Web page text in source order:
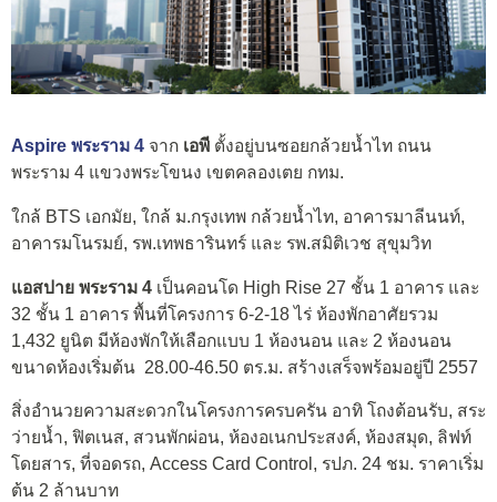
Aspire พระราม 4 จาก เอพี ตั้งอยู่บนซอยกล้วยน้ำไท ถนน
พระราม 4 แขวงพระโขนง เขตคลองเตย กทม.
ใกล้ BTS เอกมัย, ใกล้ ม.กรุงเทพ กล้วยน้ำไท, อาคารมาลีนนท์,
อาคารมโนรมย์, รพ.เทพธารินทร์ และ รพ.สมิติเวช สุขุมวิท
แอสปาย พระราม 4 เป็นคอนโด High Rise 27 ชั้น 1 อาคาร และ
32 ชั้น 1 อาคาร พื้นที่โครงการ 6-2-18 ไร่ ห้องพักอาศัยรวม
1,432 ยูนิต มีห้องพักให้เลือกแบบ 1 ห้องนอน และ 2 ห้องนอน
ขนาดห้องเริ่มต้น 28.00-46.50 ตร.ม. สร้างเสร็จพร้อมอยู่ปี 2557
สิ่งอำนวยความสะดวกในโครงการครบครัน อาทิ โถงต้อนรับ, สระ
ว่ายน้ำ, ฟิตเนส, สวนพักผ่อน, ห้องอเนกประสงค์, ห้องสมุด, ลิฟท์
โดยสาร, ที่จอดรถ, Access Card Control, รปภ. 24 ชม. ราคาเริ่ม
ต้น 2 ล้านบาท